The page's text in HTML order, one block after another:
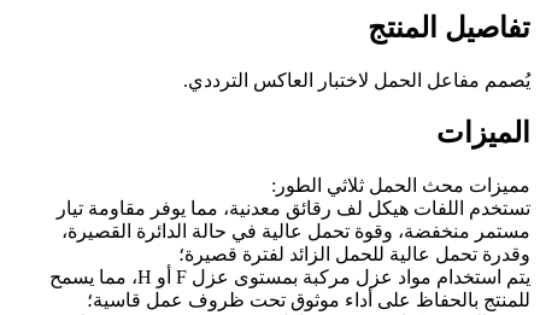
تفاصيل المنتج
يُصمم مفاعل الحمل لاختبار العاكس الترددي.
الميزات
مميزات محث الحمل ثلاثي الطور:
تستخدم اللفات هيكل لف رقائق معدنية، مما يوفر مقاومة تيار
مستمر منخفضة، وقوة تحمل عالية في حالة الدائرة القصيرة،
وقدرة تحمل عالية للحمل الزائد لفترة قصيرة؛
يتم استخدام مواد عزل مركبة بمستوى عزل F أو H، مما يسمح
للمنتج بالحفاظ على أداء موثوق تحت ظروف عمل قاسية؛